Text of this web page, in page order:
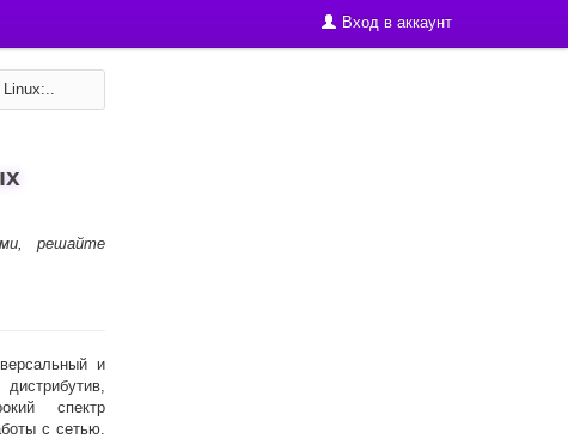
Вход в аккаунт
Linux:..
решайте
и
спектр
с сетью.